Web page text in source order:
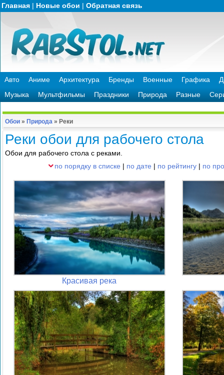
Главная | Новые обои | Обратная связь
Авто Аниме Архитектура Бренды Военные Графика
Музыка
Мультфильмы Праздники Природа Разные
Обои » Природа » Реки
Реки обои для рабочего стола
Обои для рабочего стола с реками.
по порядку в списке | по дате | по рейтингу | по
Красивая река